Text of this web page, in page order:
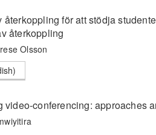
återkoppling för att stödja
återkoppling
Olsson
video-conferencing: approaches